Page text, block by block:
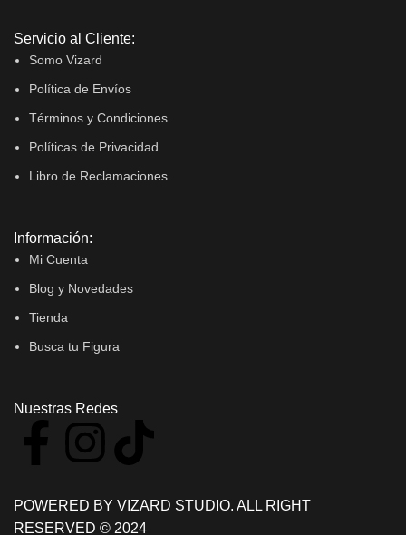
Servicio al Cliente:
Somo Vizard
Política de Envíos
Términos y Condiciones
Políticas de Privacidad
Libro de Reclamaciones
Información:
Mi Cuenta
Blog y Novedades
Tienda
Busca tu Figura
Nuestras Redes
POWERED BY VIZARD STUDIO. ALL RIGHT
RESERVED © 2024